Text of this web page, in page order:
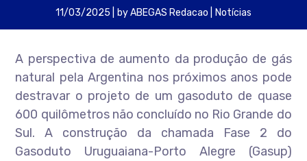
11/03/2025 byABEGAS Redacao Notícias
A perspectiva de aumento da produção de gás
natural pela Argentina nos próximos anos pode
destravar o projeto de um gasoduto de quase
600 quilômetros não concluído no Rio Grande do
Sul. A construção da chamada Fase 2 do
Gasoduto Uruguaiana-Porto Alegre (Gasup)